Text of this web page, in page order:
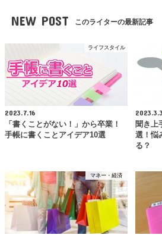
NEW POST このライターの最新記事
ライフスタイル
2023.7.16
「書くことがない！」から卒業！
手帳に書くことアイデア10選
聞き上
選！悩
る？
マネー・経済